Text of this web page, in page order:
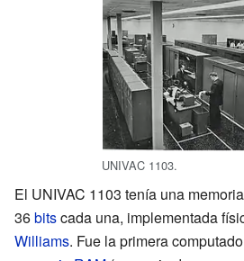
UNIVAC 1103.
El UNIVAC 1103 tenía una
36bitscada una, implementada
Williams. Fue la primera